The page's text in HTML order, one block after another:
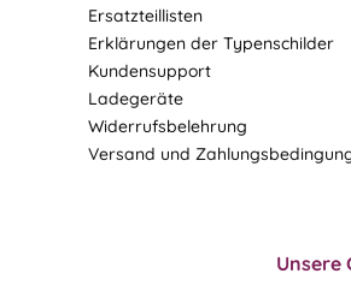
Ersatzteillisten
Erklärungen der Typenschilder
Kundensupport
Ladegeräte
Widerrufsbelehrung
Versand und
Unsere